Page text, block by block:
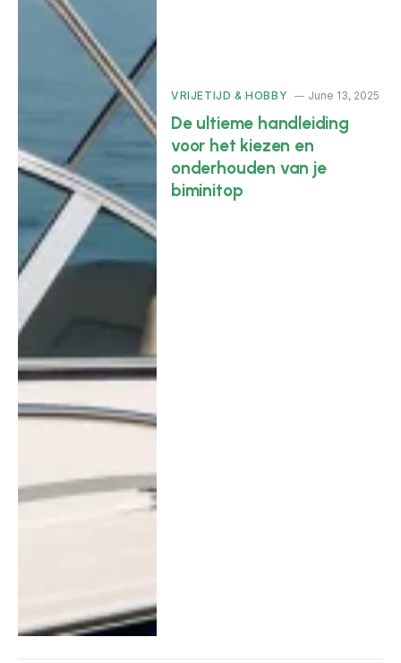
VRIJETIJD & HOBBY June 13, 2025
De ultieme handleiding
voor het kiezen en
onderhouden van je
biminitop